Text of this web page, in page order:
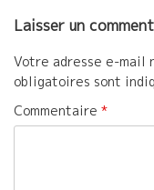
Laisser un
Votre adresse e-mail
obligatoires sont
Commentaire *